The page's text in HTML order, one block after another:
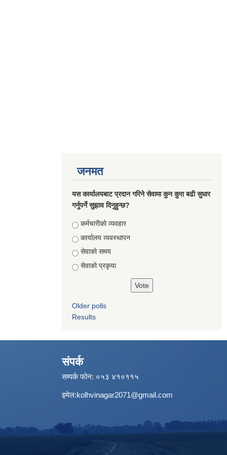
जनमत
यस कार्यालयबाट प्रदान गरिने सेवामा कुन कुरा बढी सुधार
गर्नुपर्ने सुझाव दिनुहुन्छ?
Choices
कर्मचारीको व्यवहार
कार्यालय व्यवस्थापन
सेवाको समय
सेवाको प्रकृया
Older polls
Results
संपर्क
सम्पर्क फोन: ०५३ ४१०११५
इमेल:kolhvinagar2071@gmail.com